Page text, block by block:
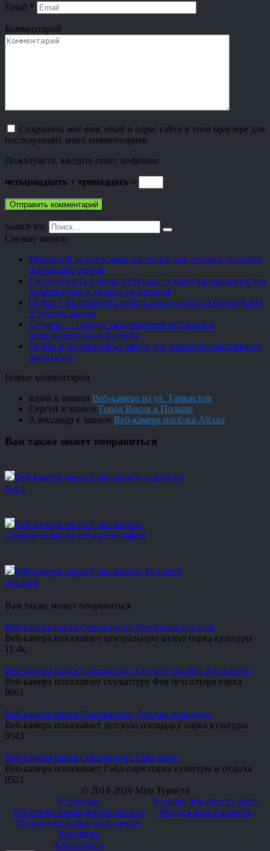
Email *
Комментарий
Сохранить моё имя, email и адрес сайта в этом браузере для
последующих моих комментариев.
Пожалуйста, введите ответ цифрами:
четырнадцать + тринадцать =
Search for:
Свежие записи
Маврикий за пределами шезлонга: как открыть для себя
настоящий остров
Где отдохнуть у воды в России: лучшие направления для
перезагрузки и отдыха на природе
Отдых у Балтийского моря в апарт-отеле «АмстерДОМ»
в Зеленоградске
Суздаль — город с тысячелетней историей и
атмосферой русского уюта
Отдых в Подмосковье: место, где можно по-настоящему
выдохнуть
Новые комментарии
юрий к записи Веб-камера на ул. Танкистов
Сергей к записи Город Висла в Польше
Александр к записи Веб-камера посёлка Айхал
Вам также может понравиться
Веб-камера парка Сокольники: павильон
№4.1
Веб-камера парка Сокольники:
Современный музей каллиграфии
Веб-камера парка Сокольники: Большой
розарий
Вам также может понравиться
Веб-камера парка Сокольники: Центральная аллея
Веб-камера показывает центральную аллею парка культуры
1 1.4к.
Веб-камера парка Сокольники: Скульптура Фея бухгалтера
Веб-камера показывает скульптуру Фея бухгалтера парка
0661
Веб-камера парка Сокольники: Детская площадка
Веб-камера показывает детскую площадку парка культуры
0543
Веб-камера парка Сокольники: Гайд-парк
Веб-камера показывает Гайд-парк парка культуры и отдыха
0521
© 2018-2026 Мир Туриста
О портале
Политика конфиденциальности
Пользовательское соглашение
Контакты
Карта сайта
Больше, чем просто фото
Увидеть мир и выжить